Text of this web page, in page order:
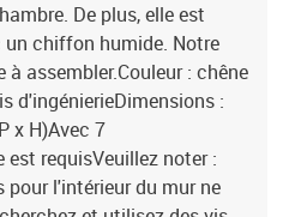
De plus, elle est
chiffon humide. Notre
assembler.Couleur : chêne
d'ingénierieDimensions :
x H)Avec 7
est requisVeuillez noter :
pour l'intérieur du mur ne